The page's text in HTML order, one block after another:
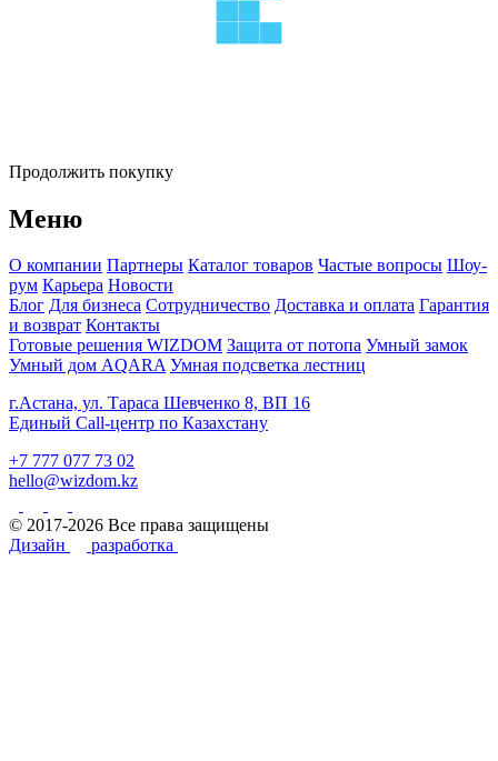
Продолжить покупку
Меню
О компании Партнеры Каталог товаров Частые вопросы Шоу-
рум Карьера Новости
Блог Для бизнеса Сотрудничество Доставка и оплата Гарантия
и возврат Контакты
Готовые решения WIZDOM Защита от потопа Умный замок
Умный дом AQARA Умная подсветка лестниц
г.Астана, ул. Тараса Шевченко 8, ВП 16
Единый Call-центр по Казахстану
+7 777 077 73 02
hello@wizdom.kz
© 2017-2026 Все права защищены
Дизайн
разработка